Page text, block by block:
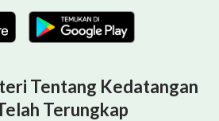
Tentang Kedatangan
Terungkap